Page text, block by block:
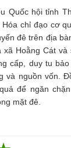
Quốc hội tỉnh
chỉ đạo cơ
đê trên địa
xã Hoằng Cát
cấp, duy tu
và nguồn vốn.
để ngăn
mặt đê.